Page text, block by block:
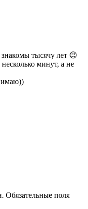
тысячу лет 😉
минут, а не
Обязательные поля